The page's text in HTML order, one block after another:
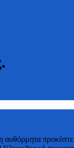
αυθόρμητα